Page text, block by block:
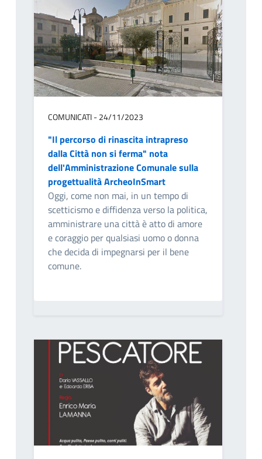
COMUNICATI - 24/11/2023
"Il percorso di rinascita intrapreso
dalla Città non si ferma" nota
dell'Amministrazione Comunale sulla
progettualità ArcheoInSmart
Oggi, come non mai, in un tempo di
scetticismo e diffidenza verso la politica,
amministrare una città è atto di amore
e coraggio per qualsiasi uomo o donna
che decida di impegnarsi per il bene
comune.